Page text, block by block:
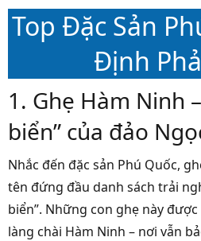
Top Đặc Sản
Định
1. Ghẹ Hàm Ninh
biển” của đảo
Nhắc đến đặc sản Phú Quốc,
tên đứng đầu danh sách trải
biển”. Những con ghẹ này
làng chài Hàm Ninh – nơi vẫn